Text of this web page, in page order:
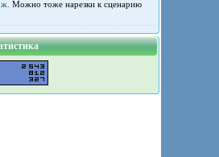
Можно тоже нарезки к сценарию